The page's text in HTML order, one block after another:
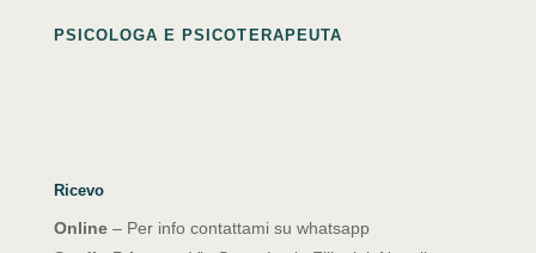
PSICOLOGA E PSICOTERAPEUTA
Ricevo
Online– Per info contattami su whatsapp